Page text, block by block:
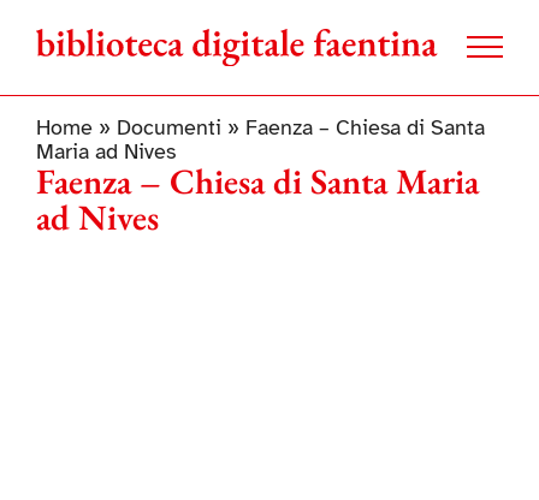
contenuto
Home» Documenti » Faenza – Chiesa di Santa
Maria ad Nives
Faenza – Chiesa di Santa Maria
ad Nives